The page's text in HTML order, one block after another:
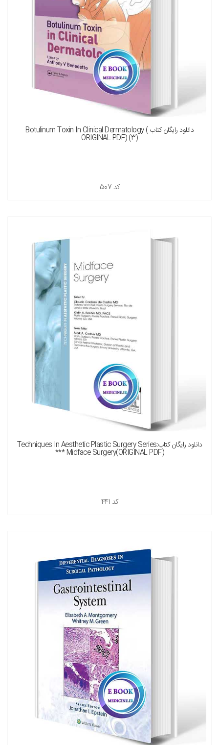
دانلود رایگان کتاب Botulinum Toxin In Clinical Dermatology (
ORIGINAL PDF) (3)
کد 507
دانلود رایگان کتابTechniques In Aesthetic Plastic Surgery Series:
Midface Surgery(ORIGINAL PDF) ***
کد 441